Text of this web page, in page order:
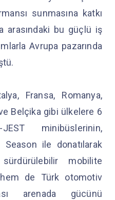
sunmasına katkı
arasındaki bu güçlü iş
Avrupa pazarında
Fransa, Romanya,
Belçika gibi ülkelere 6
minibüslerinin,
ile donatılarak
mobilite
de Türk otomotiv
arenada gücünü